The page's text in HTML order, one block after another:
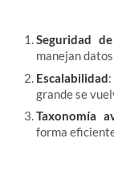
Seguridad
manejan
Escalabilidad
grande se
Taxonomía
forma